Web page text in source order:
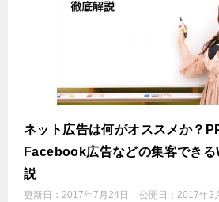
ネット広告は何がオススメか？
Facebook広告などの集客でき
説
更新日： 2017年7月24日 公開日： 2017年2